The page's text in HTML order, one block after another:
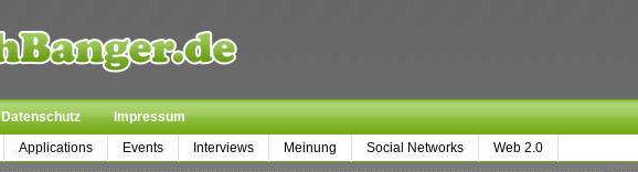
Datenschutz
Impressum
Applications Events Interviews Meinung Social Networks Web 2.0